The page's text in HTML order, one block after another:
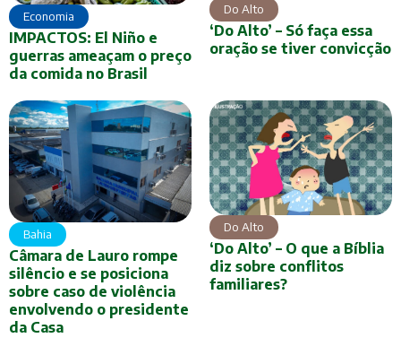
Economia
IMPACTOS: El Niño e
guerras ameaçam o preço
da comida no Brasil
Do Alto
‘Do Alto’ – Só faça essa
oração se tiver convicção
Bahia
Câmara de Lauro rompe
silêncio e se posiciona
sobre caso de violência
envolvendo o presidente
da Casa
Do Alto
‘Do Alto’ – O que a Bíblia
diz sobre conflitos
familiares?